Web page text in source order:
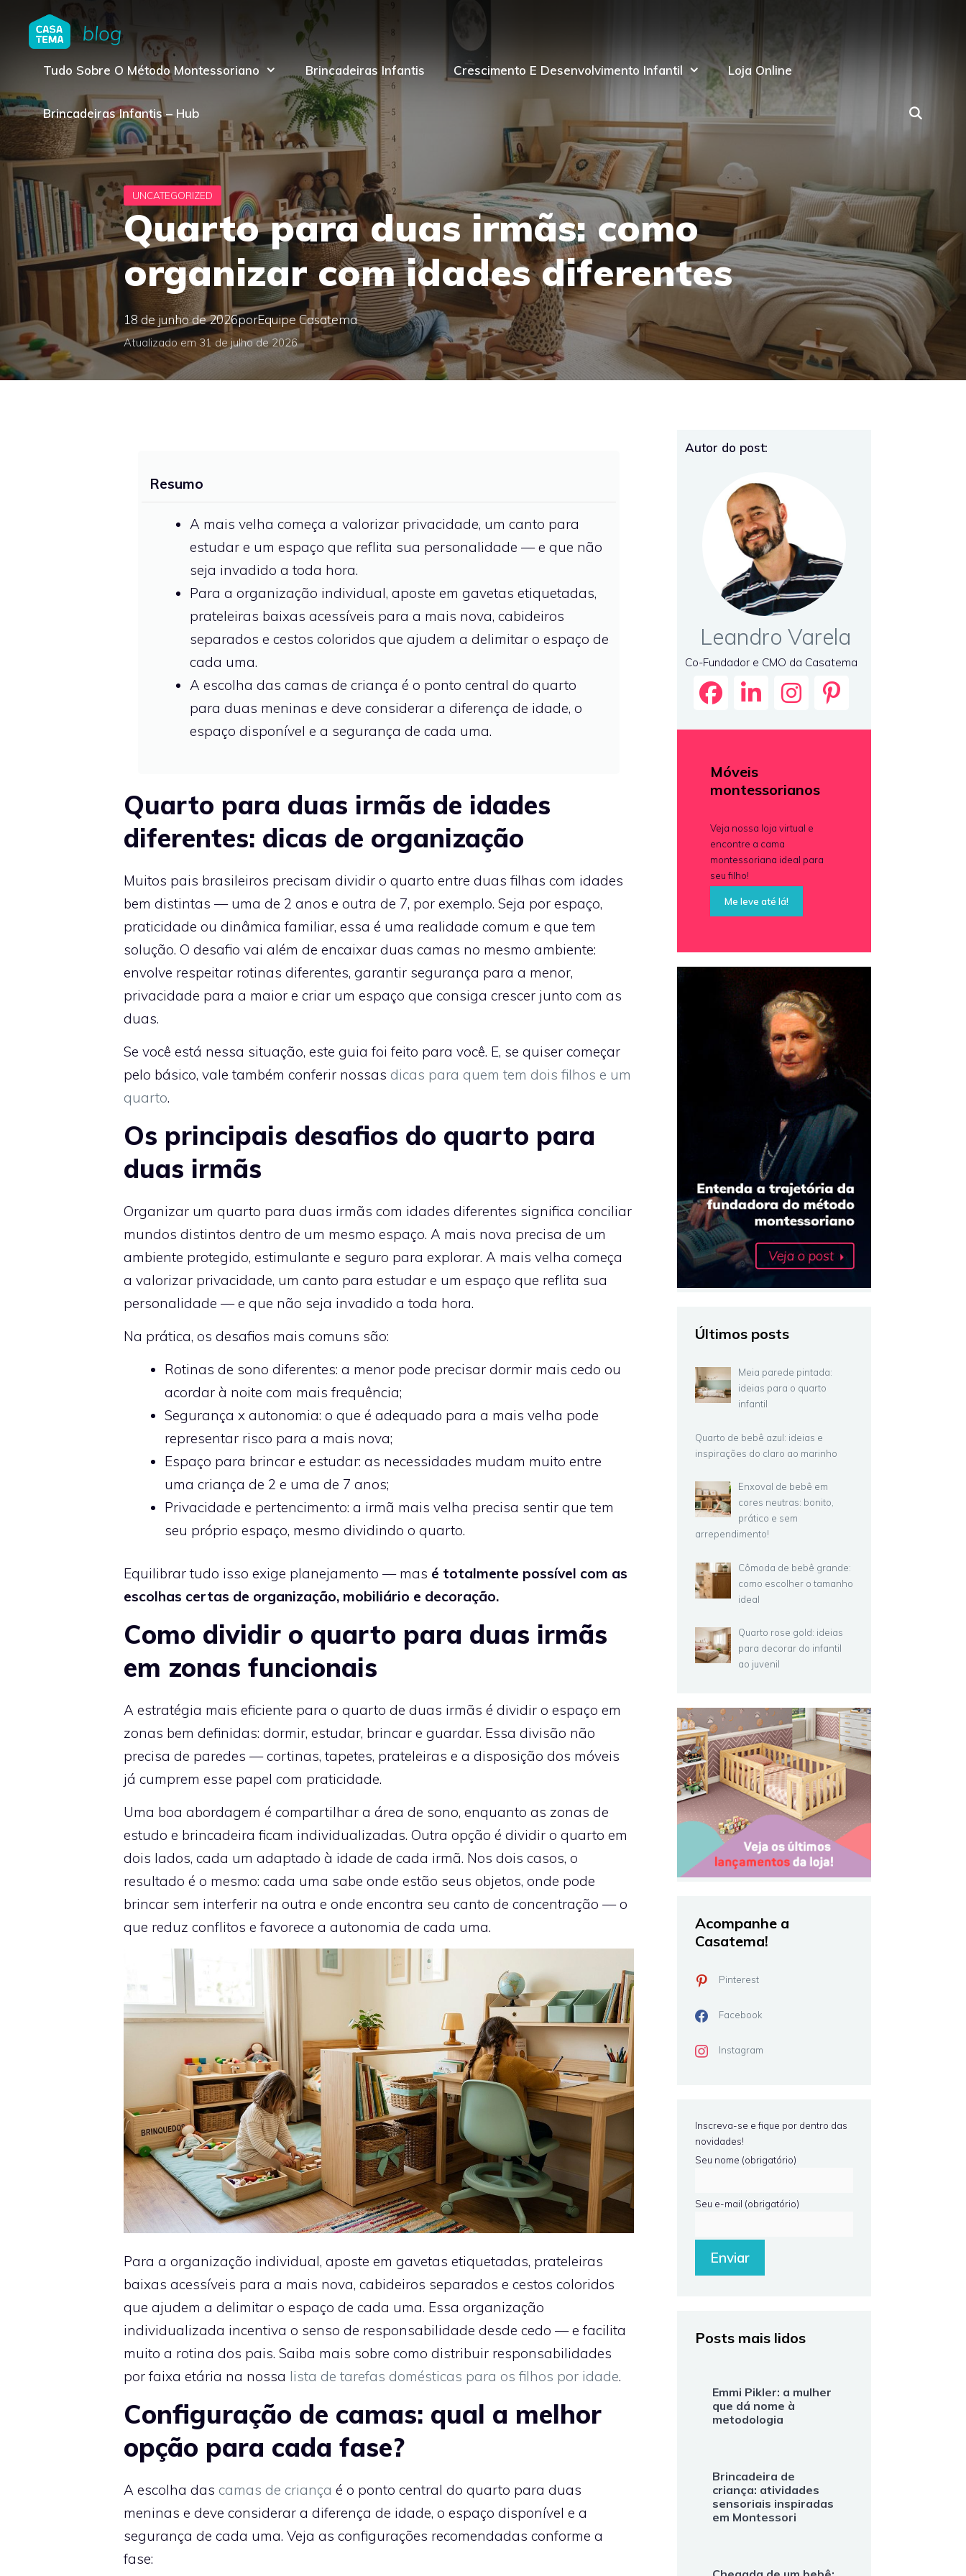
conteúdo
Tudo Sobre O Método Montessoriano Brincadeiras Infantis Crescimento E Desenvolvimento Infantil Loja Online
Brincadeiras Infantis – Hub
Quarto para duas irmãs: como
organizar com idades diferentes
18 de junho de 2026porEquipe Casatema
Atualizado em 31 de julho de 2026
Resumo
A mais velha começa a valorizar privacidade, um canto para
estudar e um espaço que reflita sua personalidade — e que não
seja invadido a toda hora.
Para a organização individual, aposte em gavetas etiquetadas,
prateleiras baixas acessíveis para a mais nova, cabideiros
separados e cestos coloridos que ajudem a delimitar o espaço de
cada uma.
A escolha das camas de criança é o ponto central do quarto
para duas meninas e deve considerar a diferença de idade, o
espaço disponível e a segurança de cada uma.
Quarto para duas irmãs de idades
diferentes: dicas de organização
Muitos pais brasileiros precisam dividir o quarto entre duas filhas com idades
bem distintas — uma de 2 anos e outra de 7, por exemplo. Seja por espaço,
praticidade ou dinâmica familiar, essa é uma realidade comum e que tem
solução. O desafio vai além de encaixar duas camas no mesmo ambiente:
envolve respeitar rotinas diferentes, garantir segurança para a menor,
privacidade para a maior e criar um espaço que consiga crescer junto com as
duas.
Se você está nessa situação, este guia foi feito para você. E, se quiser começar
pelo básico, vale também conferir nossas dicas para quem tem dois filhos e um
quarto.
Os principais desafios do quarto para
duas irmãs
Organizar um quarto para duas irmãs com idades diferentes significa conciliar
mundos distintos dentro de um mesmo espaço. A mais nova precisa de um
ambiente protegido, estimulante e seguro para explorar. A mais velha começa
a valorizar privacidade, um canto para estudar e um espaço que reflita sua
personalidade — e que não seja invadido a toda hora.
Na prática, os desafios mais comuns são:
Rotinas de sono diferentes: a menor pode precisar dormir mais cedo ou
acordar à noite com mais frequência;
Segurança x autonomia: o que é adequado para a mais velha pode
representar risco para a mais nova;
Espaço para brincar e estudar: as necessidades mudam muito entre
uma criança de 2 e uma de 7 anos;
Privacidade e pertencimento: a irmã mais velha precisa sentir que tem
seu próprio espaço, mesmo dividindo o quarto.
Equilibrar tudo isso exige planejamento — mas é totalmente possível com as
escolhas certas de organização, mobiliário e decoração.
Como dividir o quarto para duas irmãs
em zonas funcionais
A estratégia mais eficiente para o quarto de duas irmãs é dividir o espaço em
zonas bem definidas: dormir, estudar, brincar e guardar. Essa divisão não
precisa de paredes — cortinas, tapetes, prateleiras e a disposição dos móveis
já cumprem esse papel com praticidade.
Uma boa abordagem é compartilhar a área de sono, enquanto as zonas de
estudo e brincadeira ficam individualizadas. Outra opção é dividir o quarto em
dois lados, cada um adaptado à idade de cada irmã. Nos dois casos, o
resultado é o mesmo: cada uma sabe onde estão seus objetos, onde pode
brincar sem interferir na outra e onde encontra seu canto de concentração — o
que reduz conflitos e favorece a autonomia de cada uma.
Para a organização individual, aposte em gavetas etiquetadas, prateleiras
baixas acessíveis para a mais nova, cabideiros separados e cestos coloridos
que ajudem a delimitar o espaço de cada uma. Essa organização
individualizada incentiva o senso de responsabilidade desde cedo — e facilita
muito a rotina dos pais. Saiba mais sobre como distribuir responsabilidades
por faixa etária na nossa lista de tarefas domésticas para os filhos por idade.
Configuração de camas: qual a melhor
opção para cada fase?
A escolha das camas de criança é o ponto central do quarto para duas
meninas e deve considerar a diferença de idade, o espaço disponível e a
segurança de cada uma. Veja as configurações recomendadas conforme a
fase:
Autor do post:
Leandro Varela
Co-Fundador e CMO da Casatema
Móveis
montessorianos
Veja nossa loja virtual e
encontre a cama
montessoriana ideal para
seu filho!
Me leve até lá!
Últimos posts
Meia parede pintada:
ideias para o quarto
infantil
Quarto de bebê azul: ideias e
inspirações do claro ao marinho
Enxoval de bebê em
cores neutras: bonito,
prático e sem
arrependimento!
Cômoda de bebê grande:
como escolher o tamanho
ideal
Quarto rose gold: ideias
para decorar do infantil
ao juvenil
Acompanhe a
Casatema!
Pinterest
Facebook
Instagram
Inscreva-se e fique por dentro das
novidades!
Seu nome (obrigatório)
Seu e-mail (obrigatório)
Posts mais lidos
Emmi Pikler: a mulher
que dá nome à
metodologia
Brincadeira de
criança: atividades
sensoriais inspiradas
em Montessori